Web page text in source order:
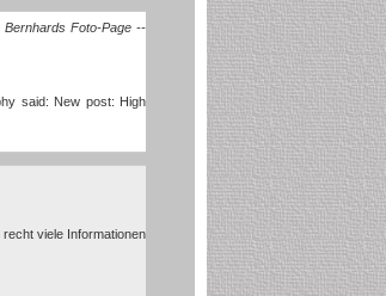
Foto-Page --
said: New post: High
recht viele Informationen